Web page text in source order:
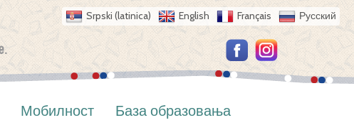
Srpski (latinica) English Français Русский
Мобилност
База образовања